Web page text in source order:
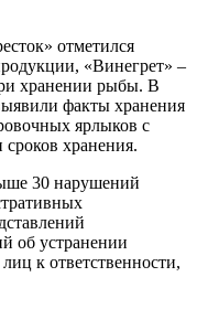
отметился
«Винегрет» –
хранении рыбы. В
факты хранения
ярлыков с
хранения.
30 нарушений
об устранении
к ответственности,